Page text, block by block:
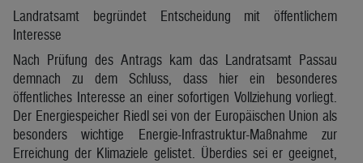
Landratsamt begründet Entscheidung mit öffentlichem
Interesse
Nach Prüfung des Antrags kam das Landratsamt Passau
demnach zu dem Schluss, dass hier ein besonderes
öffentliches Interesse an einer sofortigen Vollziehung vorliegt.
Der Energiespeicher Riedl sei von der Europäischen Union als
besonders wichtige Energie-Infrastruktur-Maßnahme zur
Erreichung der Klimaziele gelistet. Überdies sei er geeignet,